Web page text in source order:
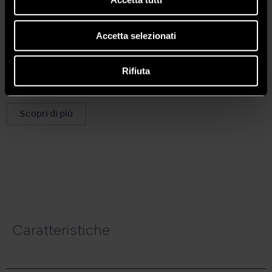
Accetta selezionati
Rifiuta
Special
Scopri di più
Caratteristiche